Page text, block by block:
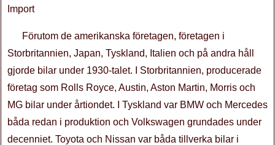
Import
Förutom de amerikanska företagen, företagen i
Storbritannien, Japan, Tyskland, Italien och på andra håll
gjorde bilar under 1930-talet. I Storbritannien, producerade
företag som Rolls Royce, Austin, Aston Martin, Morris och
MG bilar under årtiondet. I Tyskland var BMW och Mercedes
båda redan i produktion och Volkswagen grundades under
decenniet. Toyota och Nissan var båda tillverka bilar i